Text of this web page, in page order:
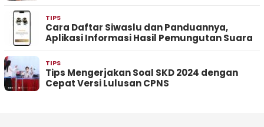
TIPS
Cara Daftar Siwaslu dan Panduannya,
Aplikasi Informasi Hasil Pemungutan Suara
TIPS
Tips Mengerjakan Soal SKD 2024 dengan
Cepat Versi Lulusan CPNS